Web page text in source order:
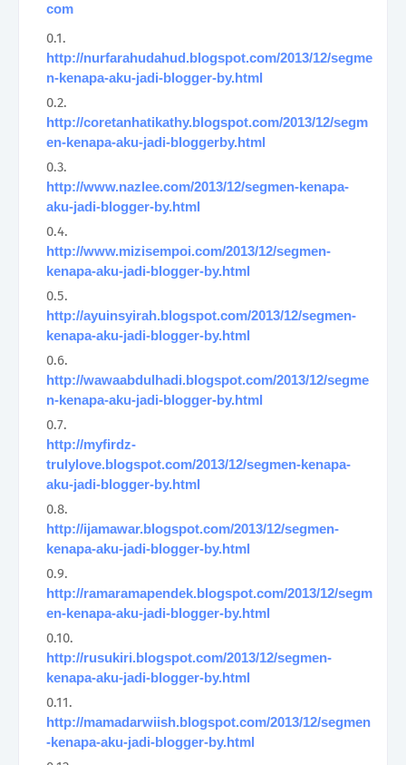
com
http://nurfarahudahud.blogspot.com/2013/12/segme
n-kenapa-aku-jadi-blogger-by.html
http://coretanhatikathy.blogspot.com/2013/12/segm
en-kenapa-aku-jadi-bloggerby.html
http://www.nazlee.com/2013/12/segmen-kenapa-
aku-jadi-blogger-by.html
http://www.mizisempoi.com/2013/12/segmen-
kenapa-aku-jadi-blogger-by.html
http://ayuinsyirah.blogspot.com/2013/12/segmen-
kenapa-aku-jadi-blogger-by.html
http://wawaabdulhadi.blogspot.com/2013/12/segme
n-kenapa-aku-jadi-blogger-by.html
http://myfirdz-
trulylove.blogspot.com/2013/12/segmen-kenapa-
aku-jadi-blogger-by.html
http://ijamawar.blogspot.com/2013/12/segmen-
kenapa-aku-jadi-blogger-by.html
http://ramaramapendek.blogspot.com/2013/12/segm
en-kenapa-aku-jadi-blogger-by.html
http://rusukiri.blogspot.com/2013/12/segmen-
kenapa-aku-jadi-blogger-by.html
http://mamadarwiish.blogspot.com/2013/12/segmen
-kenapa-aku-jadi-blogger-by.html